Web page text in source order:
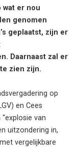
wat er nou
genomen
geplaatst, zijn er
Daarnaast zal er
zien zijn.
op
en Cees
van
uitzondering in,
vergelijkbare